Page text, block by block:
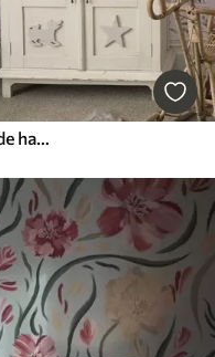
Erizos, conejos y flores de cuento de hadas entre setas sobre fondo rosa